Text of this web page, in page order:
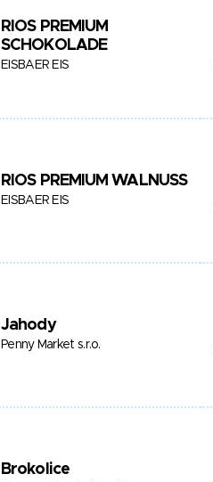
RIOS PREMIUM
SCHOKOLADE
EISBAER EIS
RIOS PREMIUM WALNUSS
EISBAER EIS
Jahody
Penny Market s.r.o.
Brokolice